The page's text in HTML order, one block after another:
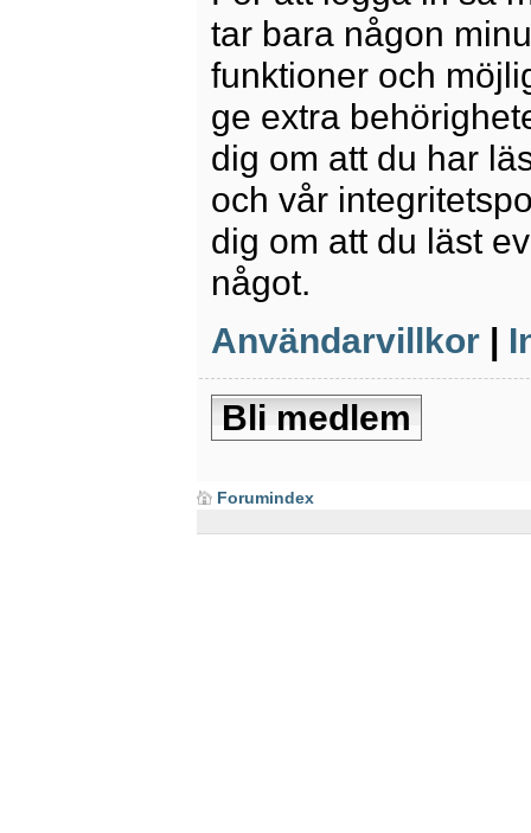
tar bara någon
funktioner och
ge extra
dig om att du har
och vår
dig om att du läst
något.
Användarvillkor |
Bli medlem
Forumindex